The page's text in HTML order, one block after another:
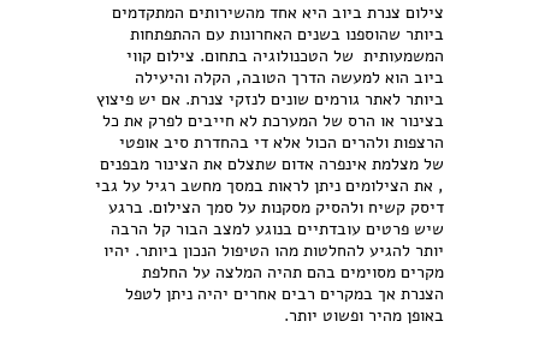
צילום צנרת ביוב היא אחד מהשירותים המתקדמים
ביותר שהוספנו בשנים האחרונות עם ההתפתחות
המשמעותית של הטכנולוגיה בתחום. צילום קווי
ביוב הוא למעשה הדרך הטובה, הקלה והיעילה
ביותר לאתר גורמים שונים לנזקי צנרת. אם יש פיצוץ
בצינור או הרס של המערכת לא חייבים לפרק את כל
הרצפות ולהרים הכול אלא די בהחדרת סיב אופטי
של מצלמת אינפרה אדום שתצלם את הצינור מבפנים
, את הצילומים ניתן לראות במסך מחשב רגיל על גבי
דיסק קשיח ולהסיק מסקנות על סמך הצילום. ברגע
שיש פרטים עובדתיים בנוגע למצב הבור קל הרבה
יותר להגיע להחלטות מהו הטיפול הנכון ביותר. יהיו
מקרים מסוימים בהם תהיה המלצה על החלפת
הצנרת אך במקרים רבים אחרים יהיה ניתן לטפל
באופן מהיר ופשוט יותר.